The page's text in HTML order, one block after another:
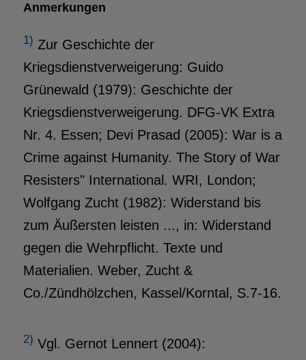
Anmerkungen
1) Zur Geschichte der
Kriegsdienstverweigerung: Guido
Grünewald (1979): Geschichte der
Kriegsdienstverweigerung. DFG-VK Extra
Nr. 4. Essen; Devi Prasad (2005): War is a
Crime against Humanity. The Story of War
Resisters" International. WRI, London;
Wolfgang Zucht (1982): Widerstand bis
zum Äußersten leisten ..., in: Widerstand
gegen die Wehrpflicht. Texte und
Materialien. Weber, Zucht &
Co./Zündhölzchen, Kassel/Korntal, S.7-16.
2) Vgl. Gernot Lennert (2004):